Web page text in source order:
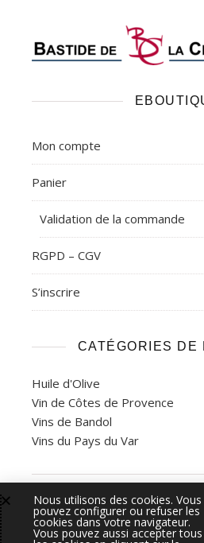
Mon compte
Panier
Validation de la commande
RGPD – CGV
S’inscrire
CATÉGORIES DE
Huile d'Olive
Vin de Côtes de Provence
Vins de Bandol
Vins du Pays du Var
2026 Bastide de la Ciselette -
Nous utilisons des cookies. Vous
pouvez configurer ou refuser les
cookies dans votre navigateur.
Vous pouvez aussi accepter tous